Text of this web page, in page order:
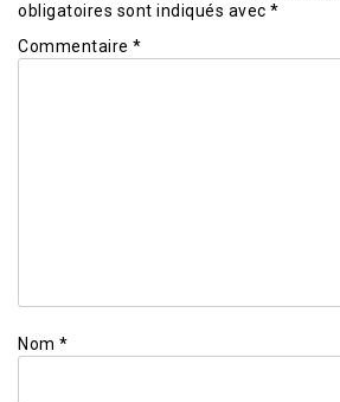
obligatoires sont indiqués avec *
Commentaire *
Nom *